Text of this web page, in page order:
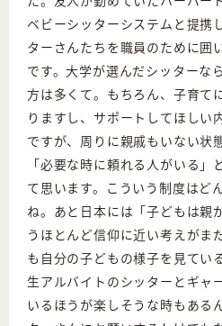
ベビーシッターシステムと提携
ターさんたちを職員のために囲
です。大学が選んだシッターな
方は多くて。もちろん、子育て
りますし、サポートしてほしい
ですが、周りに親戚もいない状
「必要な時に頼れる人がいる
て思います。こういう制度はど
ね。あと日本には「子どもは親
うほとんど信仰に近い考えがま
も自分の子どもの様子を見てい
生アルバイトのシッターとギャ
いるほうが楽しそうな時もある